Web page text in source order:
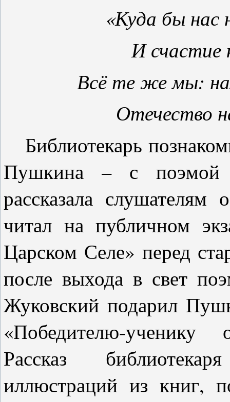
«Куда бы нас
И счастие
Всё те же мы:
Отечество
Библиотекарь
Пушкина – с поэмой
рассказала
читал на публичном
Царском Селе» перед
после выхода в свет
Жуковский подарил
«Победителю-
Рассказ
иллюстраций из книг,